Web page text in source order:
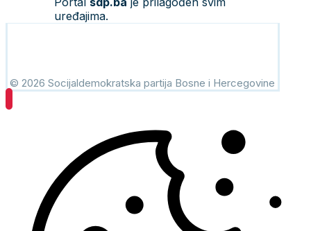
uređajima.
© 2026 Socijaldemokratska partija Bosne i Hercegovine